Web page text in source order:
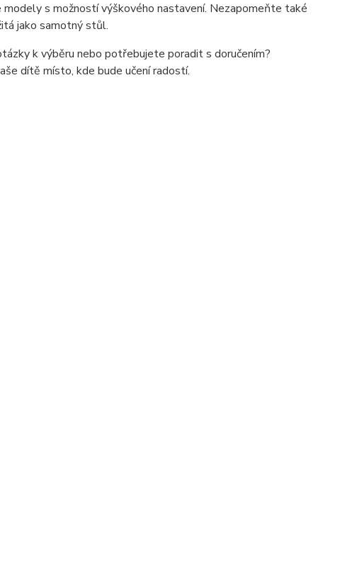
s možností výškového nastavení. Nezapomeňte také
jako samotný stůl.
k výběru nebo potřebujete poradit s doručením?
dítě místo, kde bude učení radostí.